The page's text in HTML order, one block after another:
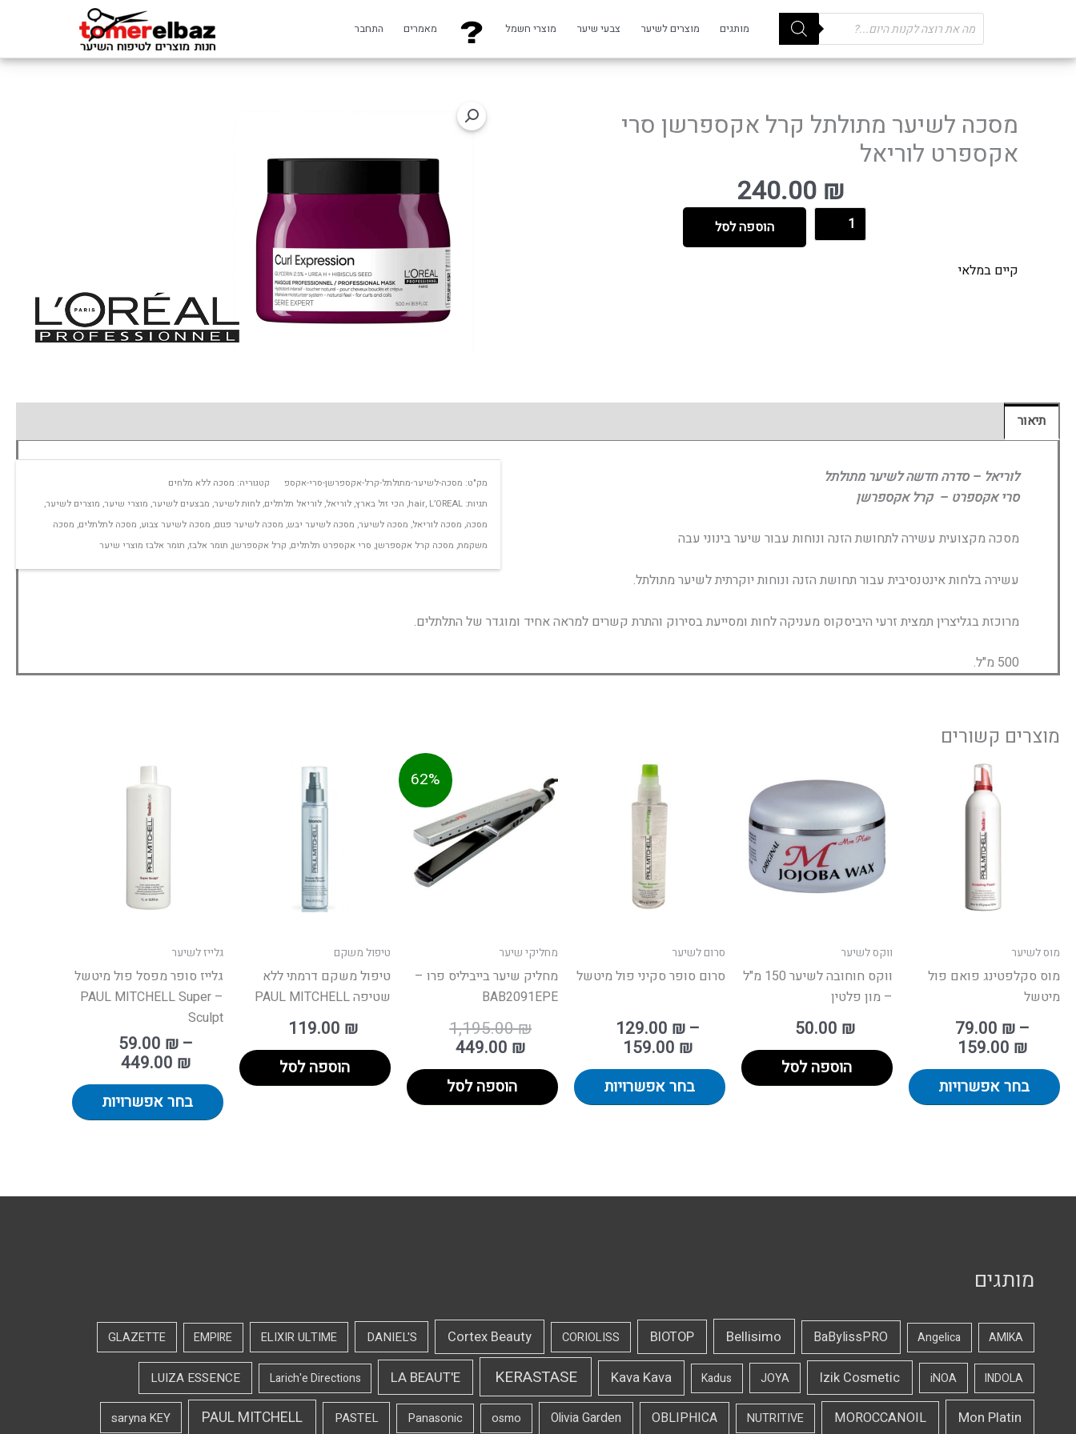
מותגים מוצרים לשיער צבעי שיער מוצרי חשמל מאמרים התחבר
Products
search
מסכה לשיער מתולתל קרל אקספרשן סרי
אקספרט לוריאל
240.00 ₪
הוספה לסל
קיים במלאי
מק"ט: מסכה-לשיער-מתולתל-קרל-אקספרשן-סרי-אקספ קטגוריה: מסכה ללא מלחים
תגיות:
hair, L’OREAL
, הכי זול בארץ,לוריאל,לוריאל תלתלים,לחות לשיער, מבצעים לשיער, מוצרי שיער, מוצרים לשיער,
מסכה, מסכה לוריאל, מסכה לשיער, מסכה לשיער יבש, מסכה לשיער פגום, מסכה לשיער צבוע, מסכה לתלתלים, מסכה
משקמת, מסכה קרל אקספרשן, סרי אקספרט תלתלים, קרל אקספרשן, תומר אלבז, תומר אלבז מוצרי שיער
תיאור
לוריאל – סדרה חדשה לשיער מתולתל
סרי אקספרט – קרל אקספרשן
מסכה מקצועית עשירה לתחושת הזנה ונוחות עבור שיער בינוני עבה
עשירה בלחות אינטנסיבית עבור תחושת הזנה ונוחות יוקרתית לשיער מתולתל.
מרוכזת בגליצרין תמצית זרעי היביסקוס מעניקה לחות ומסייעת בסירוק והתרת קשרים למראה אחיד ומוגדר של התלתלים.
500 מ"ל.
מוצרים קשורים
מוס לשיער
מוס סקלפטינג פואם פול
מיטשל
79.00 ₪–
159.00 ₪
בחר אפשרויות
מספר
סוגים.
בעמוד
המוצר
ווקס לשיער
ווקס חוחובה לשיער 150 מ"ל
– מון פלטין
50.00 ₪
הוספה לסל
סרום לשיער
סרום סופר סקיני פול מיטשל
129.00 ₪–
159.00 ₪
בחר אפשרויות
בעמוד
המוצר
62%
מחליקי שיער
מחליק שיער בייביליס פרו –
BAB2091EPE
1,195.00₪
המקורי
היה:
449.00 ₪
הנוכחי
הוא:
הוספה לסל
טיפול משקם
טיפול משקם דרמתי ללא
שטיפה PAUL MITCHELL
119.00 ₪
הוספה לסל
גלייז לשיער
גלייז סופר מפסל פול מיטשל
– PAUL MITCHELL Super
Sculpt
59.00 ₪–
449.00 ₪
בחר אפשרויות
מותגים
AMIKA
Angelica
BaBylissPRO
Bellisimo
BIOTOP
CORIOLISS
Cortex Beauty
DANIEL'S
ELIXIR ULTIME
EMPIRE
GLAZETTE
INDOLA
iNOA
Izik Cosmetic
JOYA
Kadus
Kava Kava
KERASTASE
LA BEAUT'E
Larich'e Directions
LUIZA ESSENCE
Mon Platin
MOROCCANOIL
NUTRITIVE
OBLIPHICA
Olivia Garden
osmo
Panasonic
PASTEL
PAUL MITCHELL
saryna KEY